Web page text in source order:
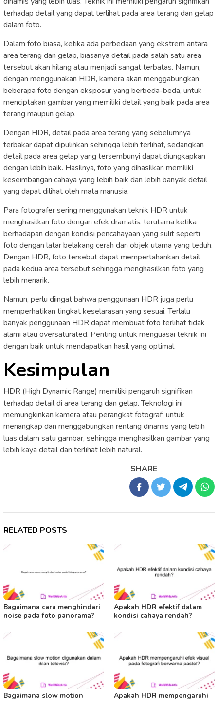
terhadap detail yang dapat terlihat pada area terang dan gelap
dalam foto.
Dalam foto biasa, ketika ada perbedaan yang ekstrem antara
area terang dan gelap, biasanya detail pada salah satu area
tersebut akan hilang atau menjadi sangat terbatas. Namun,
dengan menggunakan HDR, kamera akan menggabungkan
beberapa foto dengan eksposur yang berbeda-beda, untuk
menciptakan gambar yang memiliki detail yang baik pada area
terang maupun gelap.
Dengan HDR, detail pada area terang yang sebelumnya
terbakar dapat dipulihkan sehingga lebih terlihat, sedangkan
detail pada area gelap yang tersembunyi dapat diungkapkan
dengan lebih baik. Hasilnya, foto yang dihasilkan memiliki
keseimbangan cahaya yang lebih baik dan lebih banyak detail
yang dapat dilihat oleh mata manusia.
Para fotografer sering menggunakan teknik HDR untuk
menghasilkan foto dengan efek dramatis, terutama ketika
berhadapan dengan kondisi pencahayaan yang sulit seperti
foto dengan latar belakang cerah dan objek utama yang teduh.
Dengan HDR, foto tersebut dapat mempertahankan detail
pada kedua area tersebut sehingga menghasilkan foto yang
lebih menarik.
Namun, perlu diingat bahwa penggunaan HDR juga perlu
memperhatikan tingkat keselarasan yang sesuai. Terlalu
banyak penggunaan HDR dapat membuat foto terlihat tidak
alami atau oversaturated. Penting untuk menguasai teknik ini
dengan baik untuk mendapatkan hasil yang optimal.
Kesimpulan
HDR (High Dynamic Range) memiliki pengaruh signifikan
terhadap detail di area terang dan gelap. Teknologi ini
memungkinkan kamera atau perangkat fotografi untuk
menangkap dan menggabungkan rentang dinamis yang lebih
luas dalam satu gambar, sehingga menghasilkan gambar yang
lebih kaya detail dan terlihat lebih natural.
SHARE
RELATED POSTS
Bagaimana cara menghindari
noise pada foto panorama?
Apakah HDR efektif dalam
kondisi cahaya rendah?
Bagaimana slow motion
Apakah HDR mempengaruhi